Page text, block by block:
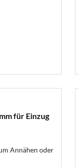
für Einzug
Annähen oder